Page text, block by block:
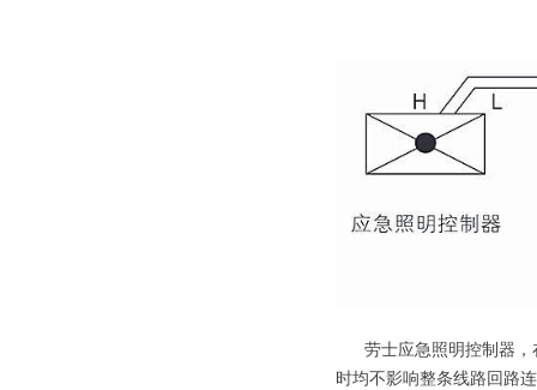
劳士应急照明控制器，
时均不影响整条线路回路